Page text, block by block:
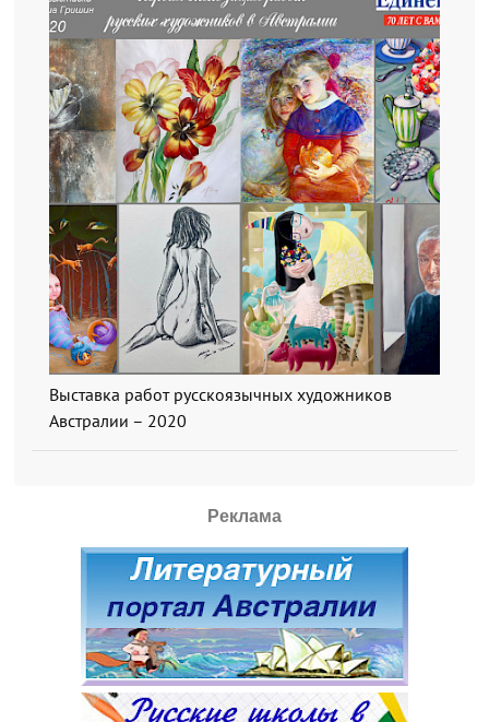
Выставка работ русскоязычных художников
Австралии – 2020
Реклама